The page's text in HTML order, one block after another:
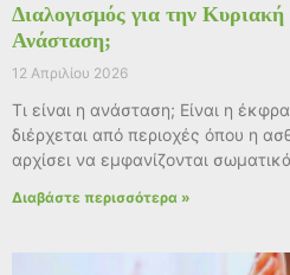
Διαλογισμός για την
Ανάσταση;
12 Απριλίου 2026
Τι είναι η ανάσταση; Είναι η
διέρχεται από περιοχές όπου η
αρχίσει να εμφανίζονται σωματικά
Διαβάστε περισσότερα »